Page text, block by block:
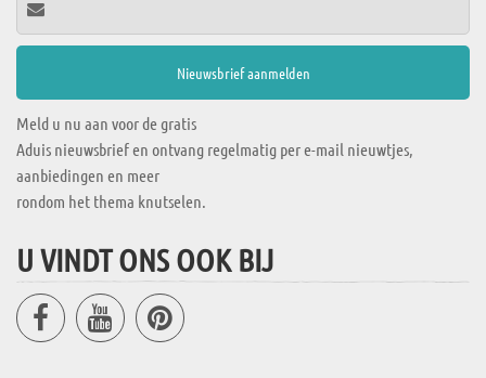
Meld u nu aan voor de gratis
Aduis nieuwsbrief en ontvang regelmatig per e-mail nieuwtjes,
aanbiedingen en meer
rondom het thema knutselen.
U VINDT ONS OOK BIJ